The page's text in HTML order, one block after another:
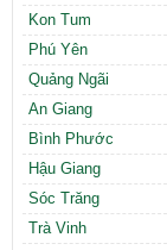
Kon Tum
Phú Yên
Quảng Ngãi
An Giang
Bình Phước
Hậu Giang
Sóc Trăng
Trà Vinh